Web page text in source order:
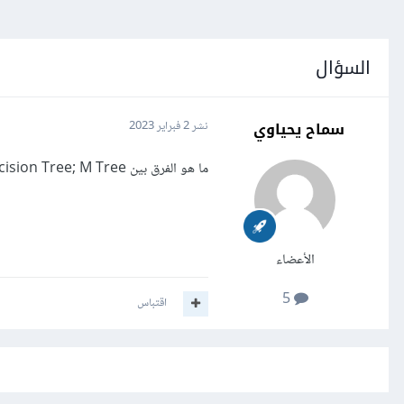
السؤال
سماح يحياوي
الأعضاء
5
نشر2 فبراير 2023
ما هو الفرق بين M 5Tree,Decision Tree; M Tree
اقتباس